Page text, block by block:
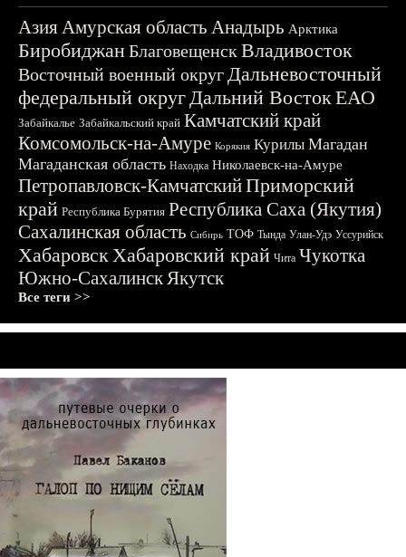
АзияАмурская область Анадырь Арктика
БиробиджанБлаговещенскВладивосток
Восточный военный округДальневосточный
федеральный округДальний ВостокЕАО
Забайкалье Забайкальский край Камчатский край
Комсомольск-на-Амуре Корякия Курилы Магадан
Магаданская область Находка Николаевск-на-Амуре
Петропавловск-КамчатскийПриморский
край Республика Бурятия Республика Саха (Якутия)
Сахалинская область Сибирь ТОФ Тында Улан-Удэ Уссурийск
ХабаровскХабаровский край Чита Чукотка
Южно-СахалинскЯкутск
Все теги >>